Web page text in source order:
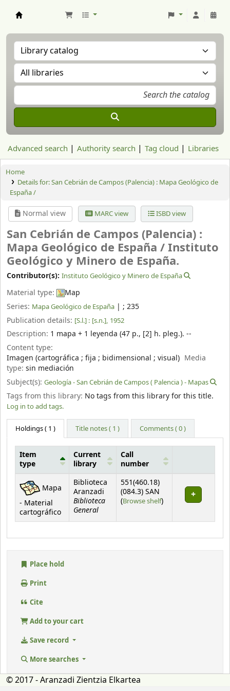
Advanced search Authority search Tag cloud Libraries
Home
Details for:San Cebrián de Campos (Palencia) : Mapa Geológico de
España /
Normal view MARC view ISBD view
San Cebrián de Campos (Palencia) :
Mapa Geológico de España /Instituto
Geológico y Minero de España.
Contributor(s): Instituto Geológico y Minero de España
Material type:
Map
Series: Mapa Geológico de España | ; 235
Publication details: [S.l.] : [s.n.], 1952
Description: 1 mapa + 1 leyenda (47 p., [2] h. pleg.). --
Content type:
Imagen (cartográfica ; fija ; bidimensional ; visual) Media
type: sin mediación
Subject(s): Geología - San Cebrián de Campos ( Palencia ) - Mapas
Tags from this library: No tags from this library for this title.
Log in to add tags.
Holdings( 1 ) Title notes ( 1 ) Comments ( 0 )
Holdings
Item
type
Current
library
Call
number
Mapa
- Material
cartográfico
Biblioteca
Aranzadi
Biblioteca
General
551(460.18)
(084.3) SAN
(Browse shelf(Opens below)
)
Place hold
Print
Cite
Add to your cart
Save record
More searches
© 2017 - Aranzadi Zientzia Elkartea